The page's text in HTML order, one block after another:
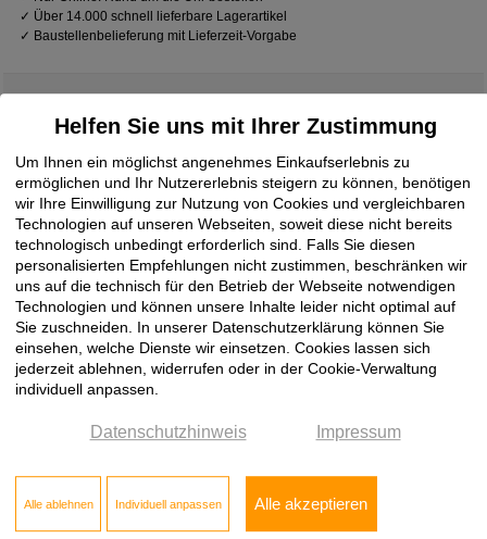
✓ Über 14.000 schnell lieferbare Lagerartikel
✓ Baustellenbelieferung mit Lieferzeit-Vorgabe
technisches Datenblatt
EGGER Sicherheitskante ABS
19.05.2020
Verarbeitungshinweis
EGGER Sicherheitskante ABS
18.03.2019
PDF
Helfen Sie uns mit Ihrer Zustimmung
Um Ihnen ein möglichst angenehmes Einkaufserlebnis zu
ermöglichen und Ihr Nutzererlebnis steigern zu können, benötigen
wir Ihre Einwilligung zur Nutzung von Cookies und vergleichbaren
Technologien auf unseren Webseiten, soweit diese nicht bereits
technologisch unbedingt erforderlich sind. Falls Sie diesen
personalisierten Empfehlungen nicht zustimmen, beschränken wir
uns auf die technisch für den Betrieb der Webseite notwendigen
Technologien und können unsere Inhalte leider nicht optimal auf
Sie zuschneiden. In unserer Datenschutzerklärung können Sie
einsehen, welche Dienste wir einsetzen. Cookies lassen sich
jederzeit ablehnen, widerrufen oder in der Cookie-Verwaltung
individuell anpassen.
Datenschutzhinweis Impressum
Alle ablehnen Individuell anpassen Alle akzeptieren